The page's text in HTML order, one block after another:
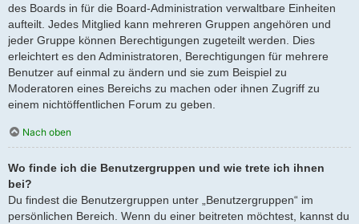
des Boards in für die Board-Administration verwaltbare Einheiten
aufteilt. Jedes Mitglied kann mehreren Gruppen angehören und
jeder Gruppe können Berechtigungen zugeteilt werden. Dies
erleichtert es den Administratoren, Berechtigungen für mehrere
Benutzer auf einmal zu ändern und sie zum Beispiel zu
Moderatoren eines Bereichs zu machen oder ihnen Zugriff zu
einem nichtöffentlichen Forum zu geben.
Nach oben
Wo finde ich die Benutzergruppen und wie trete ich ihnen
bei?
Du findest die Benutzergruppen unter „Benutzergruppen“ im
persönlichen Bereich. Wenn du einer beitreten möchtest, kannst du